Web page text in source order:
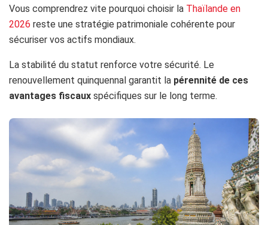
Vous comprendrez vite pourquoi choisir la Thaïlande en
2026 reste une stratégie patrimoniale cohérente pour
sécuriser vos actifs mondiaux.
La stabilité du statut renforce votre sécurité. Le
renouvellement quinquennal garantit la pérennité de ces
avantages fiscaux spécifiques sur le long terme.